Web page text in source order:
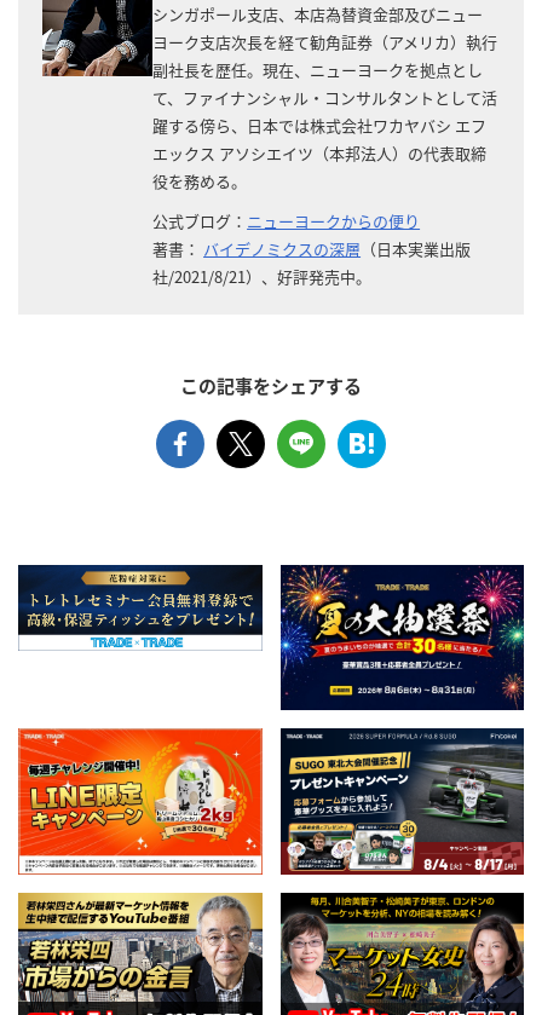
シンガポール支店、本店為替資金部及びニュー
ヨーク支店次長を経て勧角証券（アメリカ）執行
副社長を歴任。現在、ニューヨークを拠点とし
て、ファイナンシャル・コンサルタントとして活
躍する傍ら、日本では株式会社ワカヤバシ エフ
エックス アソシエイツ（本邦法人）の代表取締
役を務める。
公式ブログ： ニューヨークからの便り
著書： バイデノミクスの深層 （日本実業出版
社/2021/8/21）、好評発売中。
この記事をシェアする